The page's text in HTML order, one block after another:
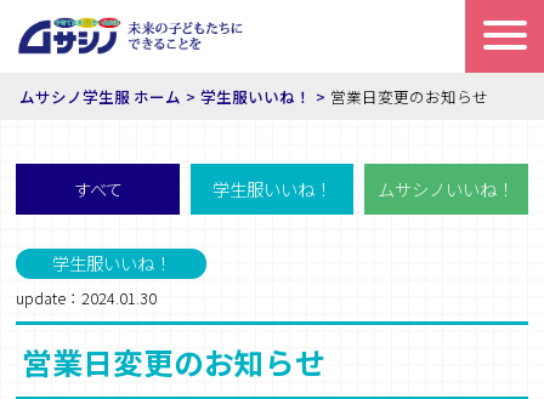
ムサシノ学生服 ホーム 学生服いいね！ 営業日変更のお知らせ
すべて 学生服いいね！ ムサシノいいね！
学生服いいね！
update：2024.01.30
営業日変更のお知らせ